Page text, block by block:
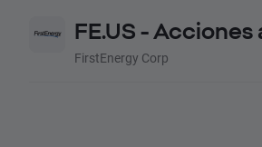
FE.US -
FirstEnergy Corp